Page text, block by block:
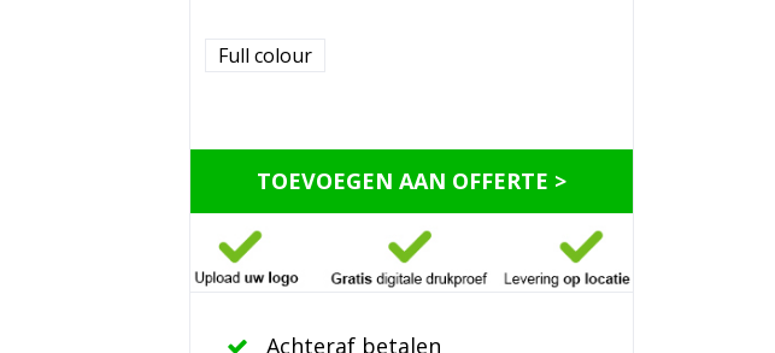
Full colour
TOEVOEGEN AAN OFFERTE >
Achteraf betalen